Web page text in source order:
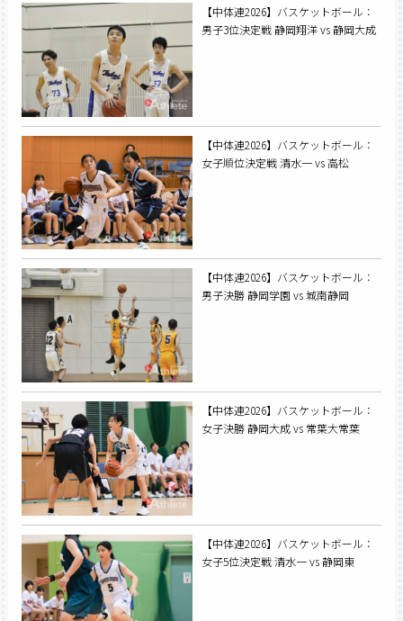
【中体連2026】バスケットボール：
男子3位決定戦 静岡翔洋 vs 静岡大成
【中体連2026】バスケットボール：
女子順位決定戦 清水一 vs 高松
【中体連2026】バスケットボール：
男子決勝 静岡学園 vs 城南静岡
【中体連2026】バスケットボール：
女子決勝 静岡大成 vs 常葉大常葉
【中体連2026】バスケットボール：
女子5位決定戦 清水一 vs 静岡東